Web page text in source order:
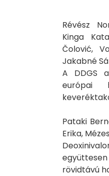
Révész
Kinga
Čolović,
Jakabné
A DDGS
európai
Pataki
Erika,
rövidtávú